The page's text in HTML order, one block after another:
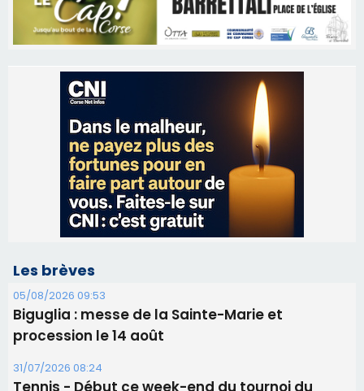
Les brèves
05/08/2026 09:53
Biguglia : messe de la Sainte-Marie et
procession le 14 août
31/07/2026 08:24
Tennis - Début ce week-end du tournoi du
31/07/2026 08:22
82ème anniversaire de la disparition du
Commandant Antoine de Saint Exupery
30/07/2026 10:16
Lecci : I Messageri en concert gratuit jeudi soir